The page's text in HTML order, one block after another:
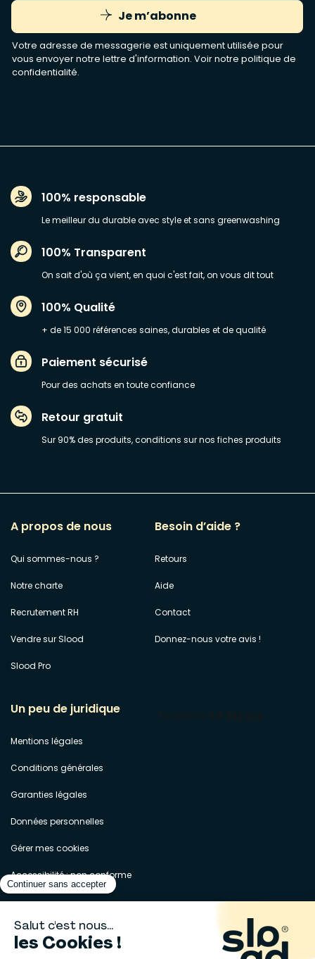
Je m’abonne
Votre adresse de messagerie est uniquement utilisée pour
vous envoyer notre lettre d'information. Voir notre politique de
confidentialité.
100% responsable
Le meilleur du durable avec style et sans greenwashing
100% Transparent
On sait d'où ça vient, en quoi c'est fait, on vous dit tout
100% Qualité
+ de 15 000 références saines, durables et de qualité
Paiement sécurisé
Pour des achats en toute confiance
Retour gratuit
Sur 90% des produits, conditions sur nos fiches produits
A propos de nous
Qui sommes-nous ?
Notre charte
Recrutement RH
Vendre sur Slood
Slood Pro
Besoin d’aide ?
Retours
Aide
Contact
Donnez-nous votre avis !
Un peu de juridique
Mentions légales
Conditions générales
Garanties légales
Données personnelles
Gérer mes cookies
Accessibilité : non conforme